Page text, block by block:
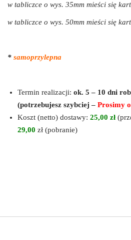
w tabliczce o wys. 35mm mieści się
w tabliczce o wys. 50mm mieści się
* samoprzylepna
Termin realizacji: ok. 5 – 10 dni
(potrzebujesz szybciej – Prosimy
Koszt (netto) dostawy: 25,00 zł
29,00 zł (pobranie)